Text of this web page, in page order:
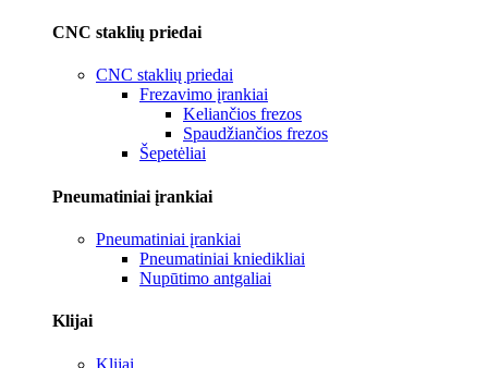
CNC staklių priedai
CNC staklių priedai
Frezavimo įrankiai
Keliančios frezos
Spaudžiančios frezos
Šepetėliai
Pneumatiniai įrankiai
Pneumatiniai įrankiai
Pneumatiniai kniedikliai
Nupūtimo antgaliai
Klijai
Klijai